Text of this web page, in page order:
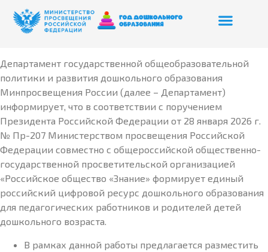
Департамент государственной общеобразовательной
политики и развития дошкольного образования
Минпросвещения России (далее – Департамент)
информирует, что в соответствии с поручением
Президента Российской Федерации от 28 января 2026 г.
№ Пр-207 Министерством просвещения Российской
Федерации совместно с общероссийской общественно-
государственной просветительской организацией
«Российское общество «Знание» формирует единый
российский цифровой ресурс дошкольного образования
для педагогических работников и родителей детей
дошкольного возраста.
В рамках данной работы предлагается разместить